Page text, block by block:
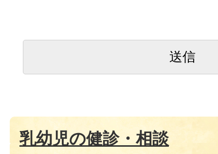
乳幼児の健診・相談